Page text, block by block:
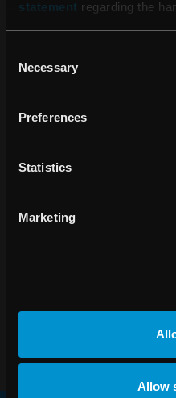
statement regarding the
Selection
Necessary
Preferences
Statistics
Marketing
Allow
behandlingsmaskinen och
onkologiinformation.
Programvara från
avknoppning från
aktien är noterad på
* Regulatoriskt
Johan Löf, grundare och